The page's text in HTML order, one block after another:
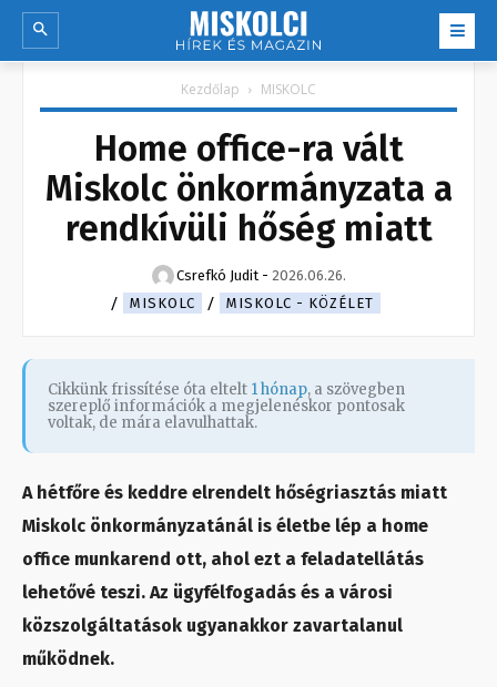
Kezdőlap MISKOLC
Home office-ra vált
Miskolc önkormányzata a
rendkívüli hőség miatt
Csrefkó Judit - 2026.06.26.
MISKOLC
MISKOLC - KÖZÉLET
Cikkünk frissítése óta eltelt 1 hónap, a szövegben
szereplő információk a megjelenéskor pontosak
voltak, de mára elavulhattak.
A hétfőre és keddre elrendelt hőségriasztás miatt
Miskolc önkormányzatánál is életbe lép a home
office munkarend ott, ahol ezt a feladatellátás
lehetővé teszi. Az ügyfélfogadás és a városi
közszolgáltatások ugyanakkor zavartalanul
működnek.